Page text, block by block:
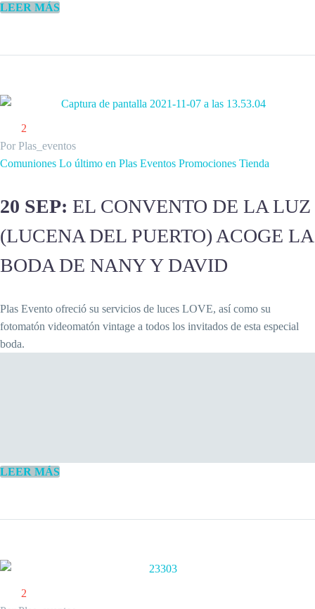
LEER MÁS
2
Por Plas_eventos
Comuniones Lo último en Plas Eventos Promociones Tienda
20 SEP: EL CONVENTO DE LA LUZ
(LUCENA DEL PUERTO) ACOGE LA
BODA DE NANY Y DAVID
Plas Evento ofreció su servicios de luces LOVE, así como su
fotomatón videomatón vintage a todos los invitados de esta especial
boda.
LEER MÁS
2